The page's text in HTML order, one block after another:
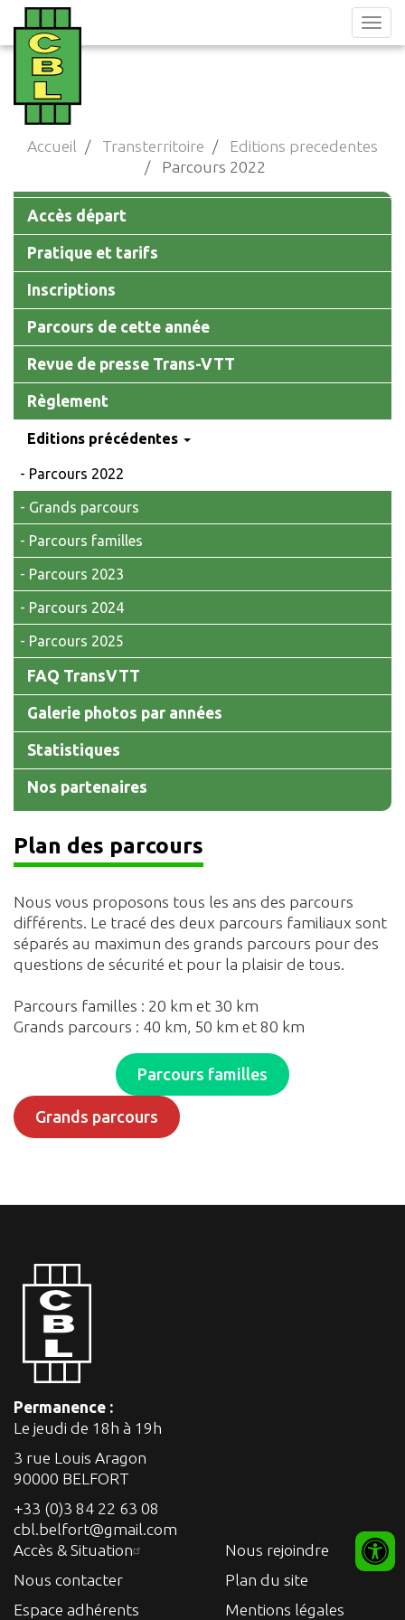
Aller
au
contenu
principal
Accueil Transterritoire
Editions precedentes
Parcours 2022
Main
navigation
Accès départ
Pratique et tarifs
Inscriptions
Parcours de cette année
Revue de presse Trans-VTT
Règlement
Editions précédentes
Parcours 2022
Grands parcours
Parcours familles
Parcours 2023
Parcours 2024
Parcours 2025
FAQ TransVTT
Galerie photos par années
Statistiques
Nos partenaires
Plan des parcours
Nous vous proposons tous les ans des parcours
différents. Le tracé des deux parcours familiaux sont
séparés au maximun des grands parcours pour des
questions de sécurité et pour la plaisir de tous.
Parcours familles : 20 km et 30 km
Grands parcours : 40 km, 50 km et 80 km
Parcours familles
Grands parcours
Permanence :
Le jeudi de 18h à 19h
3 rue Louis Aragon
90000 BELFORT
+33 (0)3 84 22 63 08
cbl.belfort@gmail.com
Accès & Situation
Nous contacter
Espace adhérents
Nous rejoindre
Plan du site
Mentions légales